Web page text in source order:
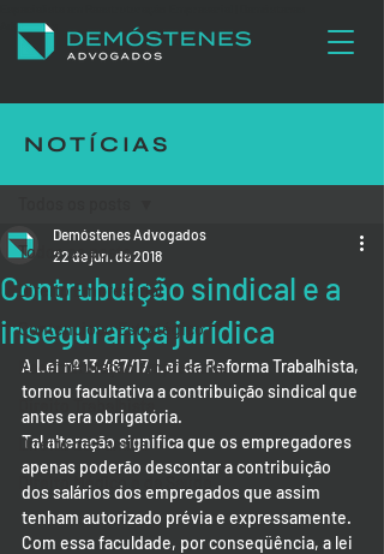
Advogados
Post
Todos os posts
Direito Empresarial
Contencioso Estratégico
Reestruturação Empresarial
Direito Trabalhista
Direito de Família
Direito Médico e da Saúde
Contrubuição sindical e a
insegurança jurídica
Demóstenes Advogados
22 de jun. de 2018
A Lei nº 13.467/17, Lei da Reforma Trabalhista,
tornou facultativa a contribuição sindical que
antes era obrigatória.
Tal alteração significa que os empregadores
apenas poderão descontar a contribuição
dos salários dos empregados que assim
tenham autorizado prévia e expressamente.
Com essa faculdade, por conseqüência, a lei
NOTÍCIAS